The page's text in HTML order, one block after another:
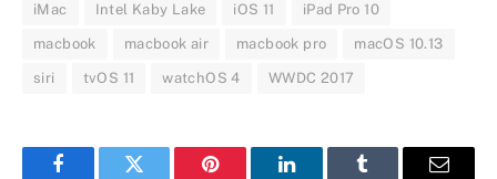
iMac Intel Kaby Lake iOS 11 iPad Pro 10
macbook macbook air macbook pro macOS 10.13
siri tvOS 11 watchOS 4 WWDC 2017